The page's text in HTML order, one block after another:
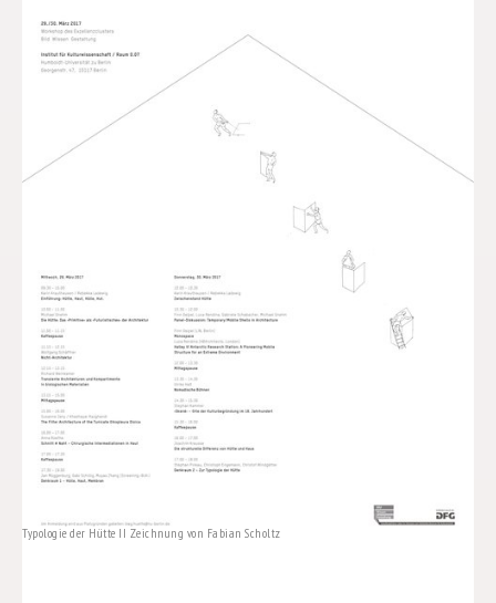
Typologie der Hütte II Zeichnung von Fabian Scholtz